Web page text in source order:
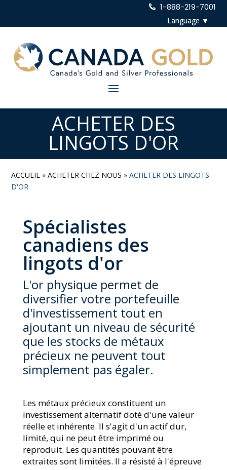
1-888-219-7001
ACHETER DES
LINGOTS D'OR
ACCUEIL »ACHETER CHEZ NOUS »ACHETER DES LINGOTS
D'OR
Spécialistes
canadiens des
lingots d'or
L'or physique permet de
diversifier votre portefeuille
d'investissement tout en
ajoutant un niveau de sécurité
que les stocks de métaux
précieux ne peuvent tout
simplement pas égaler.
Les métaux précieux constituent un
investissement alternatif doté d'une valeur
réelle et inhérente. Il s'agit d'un actif dur,
limité, qui ne peut être imprimé ou
reproduit. Les quantités pouvant être
extraites sont limitées. Il a résisté à l'épreuve